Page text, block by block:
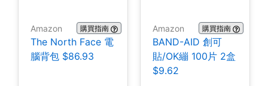
Amazon 購買指南
The North Face 電
腦背包 $86.93
Amazon 購買指南
BAND-AID 創可
貼/OK繃 100片 2盒
$9.62